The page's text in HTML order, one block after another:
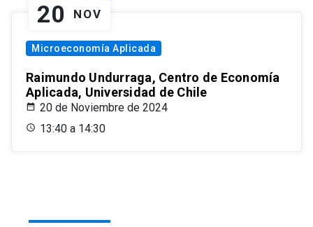
20 NOV
Microeconomía Aplicada
Raimundo Undurraga, Centro de Economía
Aplicada, Universidad de Chile
20 de Noviembre de 2024
13:40 a 14:30